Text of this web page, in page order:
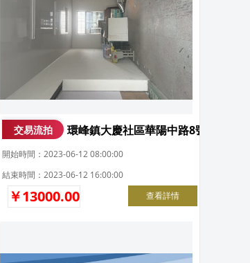
交易流拍 環峰鎮大慶社區華陽中路8號
開始時間：2023-06-12 08:00:00
結束時間：2023-06-12 16:00:00
￥13000.00 查看詳情